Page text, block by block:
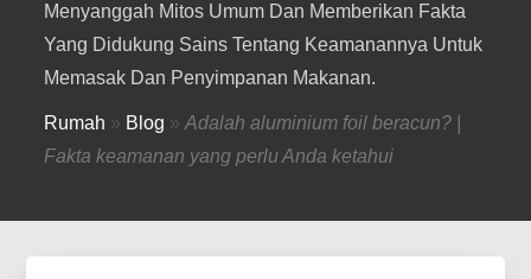
Menyanggah Mitos Umum Dan Memberikan Fakta
Yang Didukung Sains Tentang Keamanannya Untuk
Memasak Dan Penyimpanan Makanan.
Rumah » Blog »Adalah aluminium foil beracun? |
Fakta keamanan yang perlu Anda ketahui